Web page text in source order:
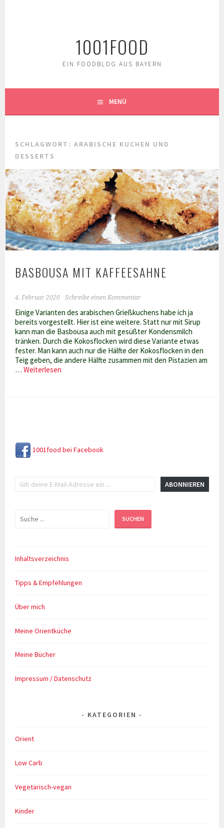
1001FOOD
EIN FOODBLOG AUS BAYERN
MENÜ
SCHLAGWORT:ARABISCHE KUCHEN UND
DESSERTS
BASBOUSA MIT KAFFEESAHNE
4. Februar 2020 Schreibe einen Kommentar
Einige Varianten des arabischen Grießkuchens habe ich ja
bereits vorgestellt. Hier ist eine weitere. Statt nur mit Sirup
kann man die Basbousa auch mit gesüßter Kondensmilch
tränken. Durch die Kokosflocken wird diese Variante etwas
fester. Man kann auch nur die Hälfte der Kokosflocken in den
Teig geben, die andere Hälfte zusammen mit den Pistazien am
…Weiterlesen
1001food bei Facebook
ABONNIEREN
Suchen SUCHEN
Inhaltsverzeichnis
Tipps & Empfehlungen
Über mich
Meine Orientküche
Meine Bücher
Impressum / Datenschutz
KATEGORIEN
Orient
Low Carb
Vegetarisch-vegan
Kinder